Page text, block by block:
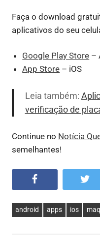
Faça o download
aplicativos do seu
Google Play Store –
App Store – iOS
Leia também:
verificação de
Continue no Notícia
semelhantes!
android apps ios